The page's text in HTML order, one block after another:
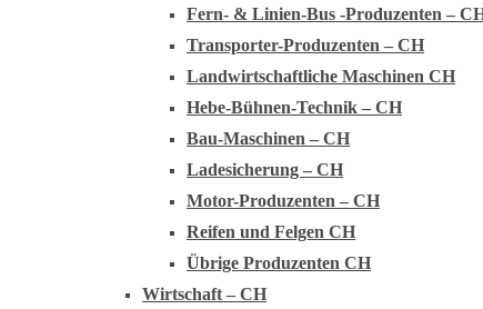
Fern- & Linien-Bus -Produzenten –
Transporter-Produzenten – CH
Landwirtschaftliche Maschinen CH
Hebe-Bühnen-Technik – CH
Bau-Maschinen – CH
Ladesicherung – CH
Motor-Produzenten – CH
Reifen und Felgen CH
Übrige Produzenten CH
Wirtschaft – CH